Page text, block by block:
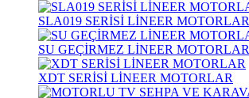
SLA019 SERİSİ LİNEER MOTORLAR
SU GEÇİRMEZ LİNEER MOTORLAR
XDT SERİSİ LİNEER MOTORLAR